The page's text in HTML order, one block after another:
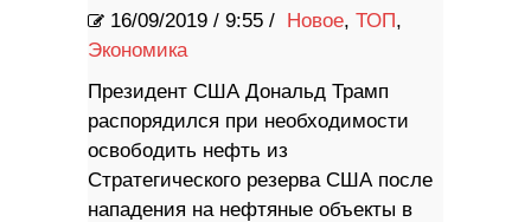
16/09/2019 / 9:55 / Новое, ТОП,
Экономика
Президент США Дональд Трамп
распорядился при необходимости
освободить нефть из
Стратегического резерва США после
нападения на нефтяные объекты в